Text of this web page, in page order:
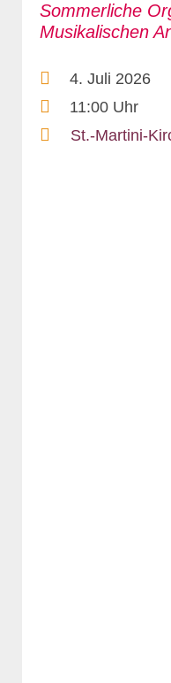
Sommerliche
Musikalischen
4. Juli 2026
11:00 Uhr
St.-Martini-